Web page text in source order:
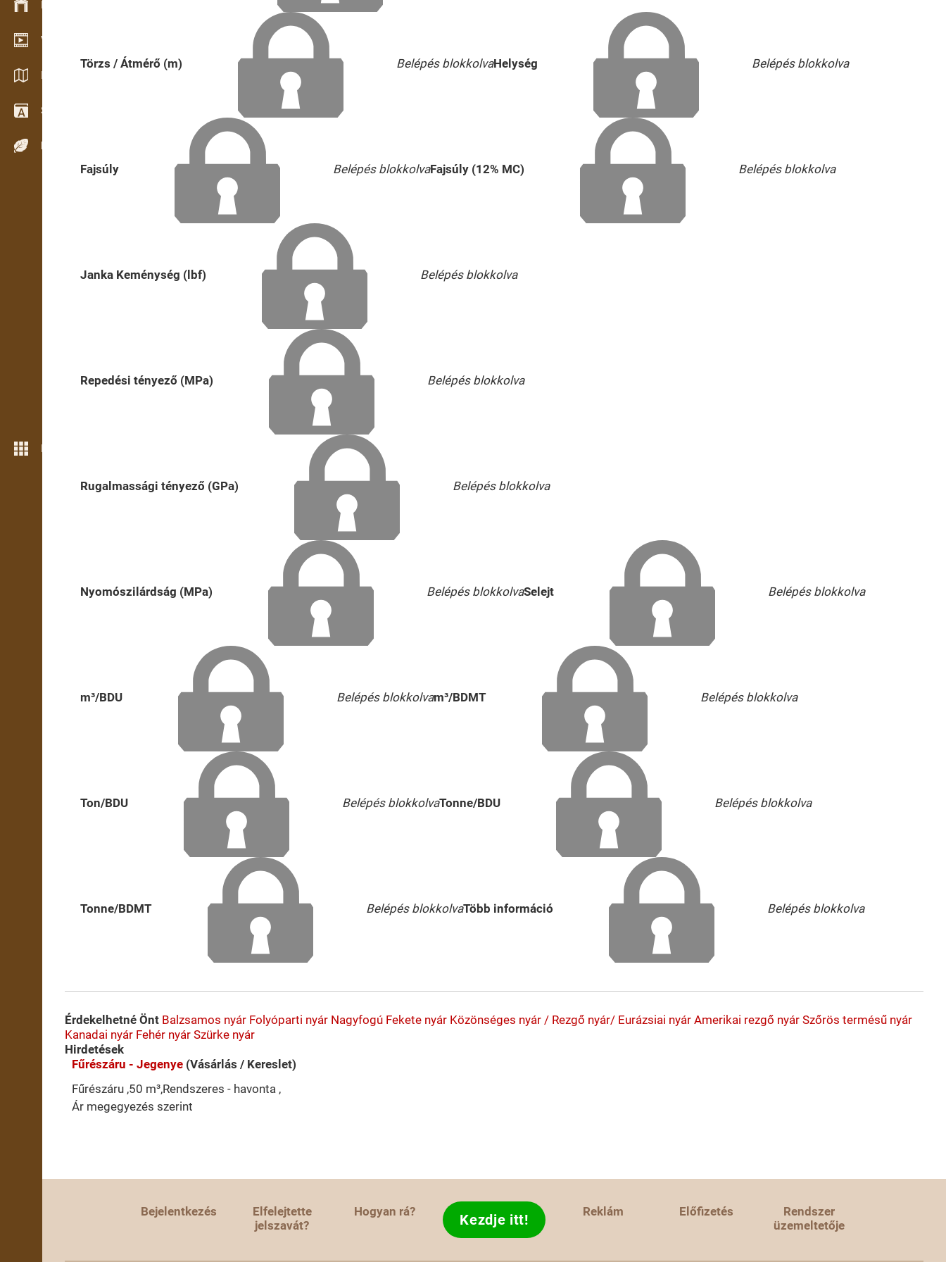
Készlet kezelés
Video bemutatóterem
Katalógusok / Prospektusok
Szótár
Fafajok
Még több funkció
Törzs / Átmérő (m) Belépés blokkolvaHelység Belépés blokkolva
Fajsúly Belépés blokkolvaFajsúly (12% MC) Belépés blokkolva
Janka Keménység (lbf) Belépés blokkolva
Repedési tényező (MPa) Belépés blokkolva
Rugalmassági tényező (GPa) Belépés blokkolva
Nyomószilárdság (MPa) Belépés blokkolvaSelejt Belépés blokkolva
m³/BDU Belépés blokkolvam³/BDMT Belépés blokkolva
Ton/BDU Belépés blokkolvaTonne/BDU Belépés blokkolva
Tonne/BDMT Belépés blokkolvaTöbb információ Belépés blokkolva
Érdekelhetné Önt Balzsamos nyár Folyóparti nyár Nagyfogú Fekete nyár Közönséges nyár / Rezgő nyár/ Eurázsiai nyár Amerikai rezgő nyár Szőrös termésű nyár
Kanadai nyár Fehér nyár Szürke nyár
Hirdetések
Fűrészáru - Jegenye (Vásárlás / Kereslet)
Fűrészáru ,50 m³,Rendszeres - havonta ,
Ár megegyezés szerint
Bejelentkezés
Elfelejtette
jelszavát?
Hogyan rá? Kezdje itt! Reklám Előfizetés
Rendszer
üzemeltetője